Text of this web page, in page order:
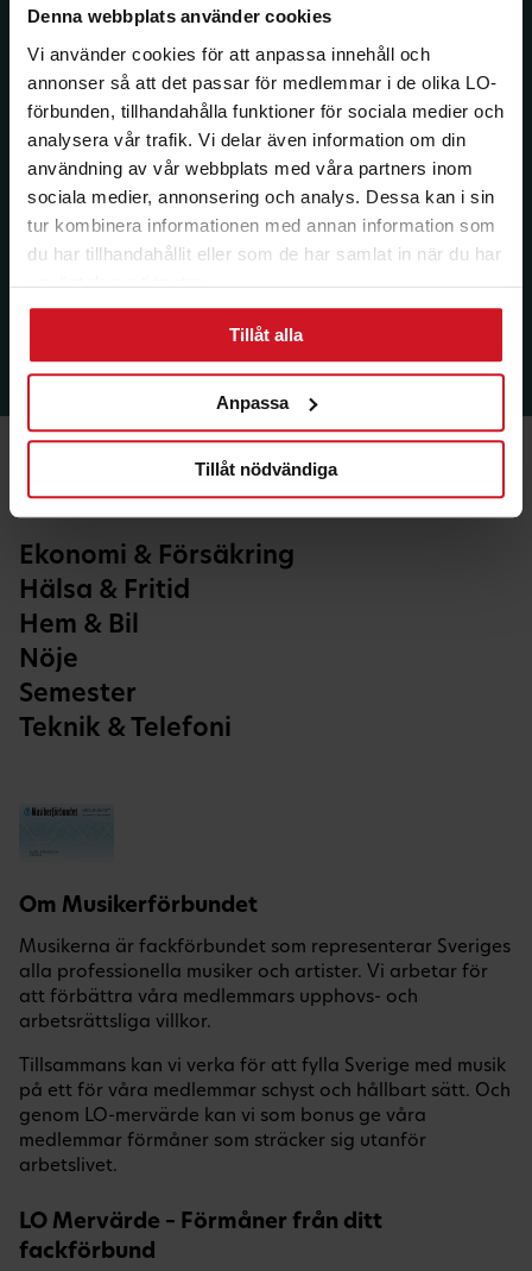
Denna webbplats använder cookies
Vi använder cookies för att anpassa innehåll och
annonser så att det passar för medlemmar i de olika LO-
förbunden, tillhandahålla funktioner för sociala medier och
analysera vår trafik. Vi delar även information om din
användning av vår webbplats med våra partners inom
sociala medier, annonsering och analys. Dessa kan i sin
tur kombinera informationen med annan information som
du har tillhandahållit eller som de har samlat in när du har
använt deras tjänster.
Tillåt alla
Anpassa
Tillåt nödvändiga
Ekonomi & Försäkring
Hälsa & Fritid
Hem & Bil
Nöje
Semester
Teknik & Telefoni
Om Musikerförbundet
Musikerna är fackförbundet som representerar Sveriges
alla professionella musiker och artister. Vi arbetar för
att förbättra våra medlemmars upphovs- och
arbetsrättsliga villkor.
Tillsammans kan vi verka för att fylla Sverige med musik
på ett för våra medlemmar schyst och hållbart sätt. Och
genom LO-mervärde kan vi som bonus ge våra
medlemmar förmåner som sträcker sig utanför
arbetslivet.
LO Mervärde – Förmåner från ditt
fackförbund